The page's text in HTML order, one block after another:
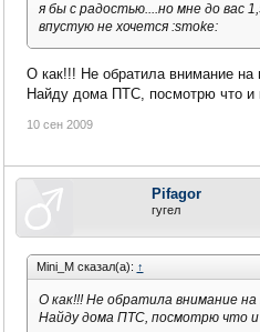
я бы с радостью....но мне до вас
впустую не хочется :smoke:
О как!!! Не обратила внимание
Найду дома ПТС, посмотрю что и
10 сен 2009
Pifagor
гугел
Mini_M сказал(а): ↑
О как!!! Не обратила внимание
Найду дома ПТС, посмотрю что и